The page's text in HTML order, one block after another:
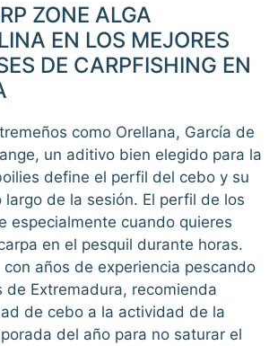
ZONE ALGA
EN LOS MEJORES
DE CARPFISHING EN
como Orellana, García de
un aditivo bien elegido para la
define el perfil del cebo y su
largo de la sesión. El perfil de los
especialmente cuando quieres
en el pesquil durante horas.
años de experiencia pescando
de Extremadura, recomienda
de cebo a la actividad de la
del año para no saturar el